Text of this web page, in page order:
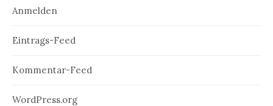
Anmelden
Eintrags-Feed
Kommentar-Feed
WordPress.org